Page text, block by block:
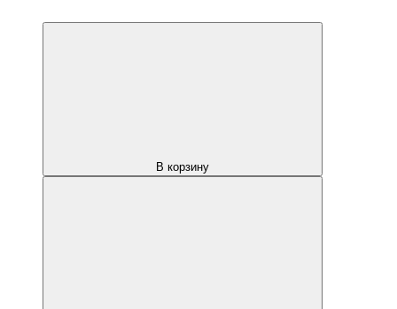
В корзину